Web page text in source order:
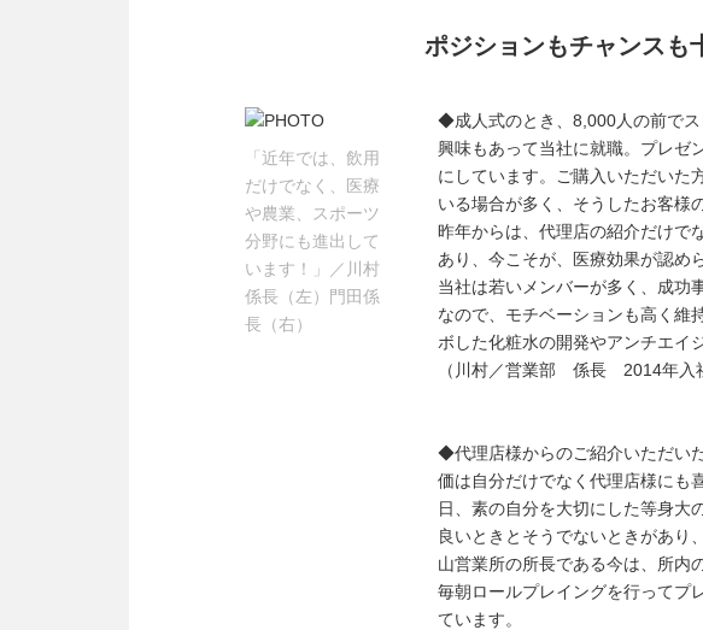
ポジションもチャンスも
「近年では、飲用
だけでなく、医療
や農業、スポーツ
分野にも進出して
います！」／川村
係長（左）門田係
長（右）
◆成人式のとき、8,000人の前で
興味もあって当社に就職。プレゼ
にしています。ご購入いただいた
いる場合が多く、そうしたお客様
昨年からは、代理店の紹介だけで
あり、今こそが、医療効果が認め
当社は若いメンバーが多く、成功
なので、モチベーションも高く維
ボした化粧水の開発やアンチエイ
（川村／営業部 係長 2014年入
◆代理店様からのご紹介いただい
価は自分だけでなく代理店様にも
日、素の自分を大切にした等身大
良いときとそうでないときがあり
山営業所の所長である今は、所内
毎朝ロールプレイングを行ってプ
ています。